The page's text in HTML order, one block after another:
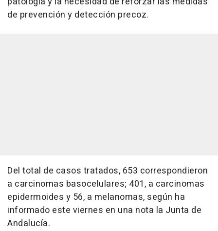
de prevención y detección precoz.
Del total de casos tratados, 653 correspondieron
a carcinomas basocelulares; 401, a carcinomas
epidermoides y 56, a melanomas, según ha
informado este viernes en una nota la Junta de
Andalucía.